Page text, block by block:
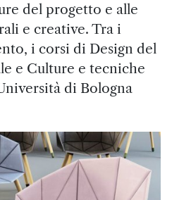
del progetto e alle
e creative. Tra i
i corsi di Design del
e Culture e tecniche
di Bologna